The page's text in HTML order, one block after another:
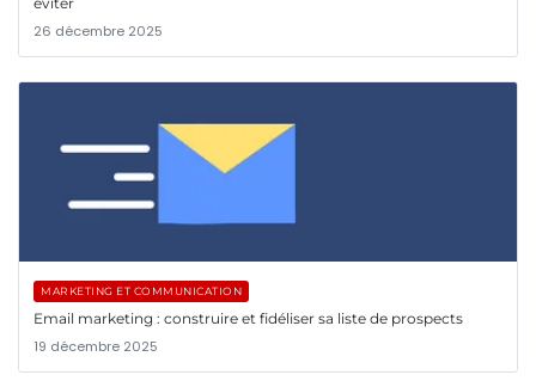
26 décembre 2025
MARKETING ET COMMUNICATION
Email marketing : construire et fidéliser sa liste de prospects
19 décembre 2025